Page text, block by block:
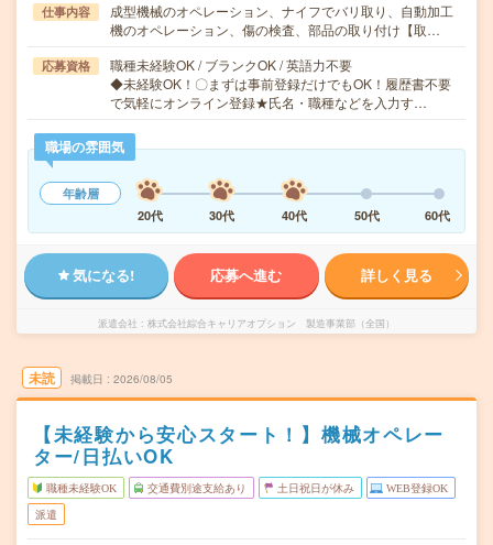
仕事内容
成型機械のオペレーション、ナイフでバリ取り、自動加工
機のオペレーション、傷の検査、部品の取り付け【取…
応募資格
職種未経験OK / ブランクOK / 英語力不要
◆未経験OK！〇まずは事前登録だけでもOK！履歴書不要
で気軽にオンライン登録★氏名・職種などを入力す…
職場の雰囲気
年齢層
20代
30代 40代 50代 60代
気になる! 応募へ進む 詳しく見る
派遣会社 株式会社綜合キャリアオプション 製造事業部（全国）
未読 掲載日 2026/08/05
【未経験から安心スタート！】機械オペレー
ター/日払いOK
職種未経験OK 交通費別途支給あり 土日祝日が休み WEB登録OK
派遣